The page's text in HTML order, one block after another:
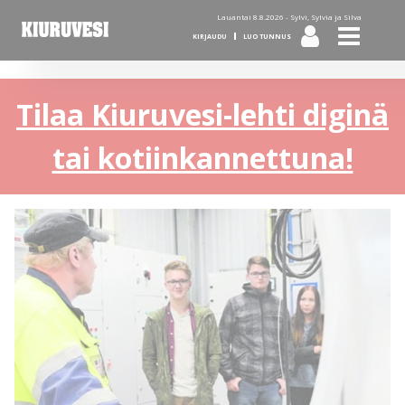
Lauantai 8.8.2026 - Sylvi, Sylvia ja Silva
KIRJAUDU LUO TUNNUS
Tilaa Kiuruvesi-lehti diginä
tai kotiinkannettuna!